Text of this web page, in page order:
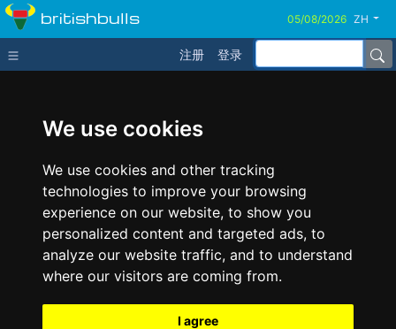
We use cookies
We use cookies and other tracking
technologies to improve your browsing
experience on our website, to show you
personalized content and targeted ads, to
analyze our website traffic, and to understand
where our visitors are coming from.
I agree
britishbulls ZH
注册 登录